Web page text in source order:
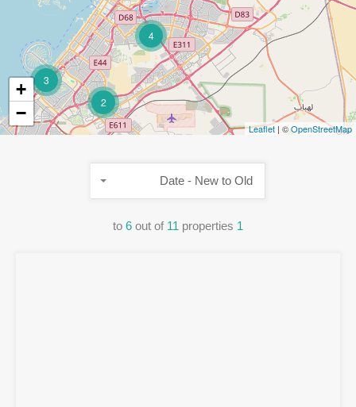
3
2
4
+
−
Leaflet | ©OpenStreetMap
1
to 6 out of 11 properties
Date - New to Old